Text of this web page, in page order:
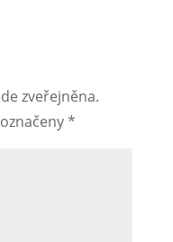
zveřejněna.
*